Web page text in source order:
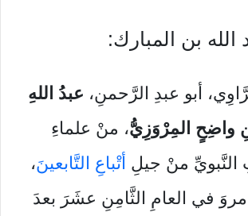
بن المبارك:
أبو عبدِ الرَّحمنِ، عبدُ اللهِ
واضِحٍ المِرْوَزِيُّ، منْ علماءِ
النَّبويِّ منْ جيلِ أتْباعِ التَّابعينَ،
في العامِ الثَّامِنِ عشَرَ بعدَ